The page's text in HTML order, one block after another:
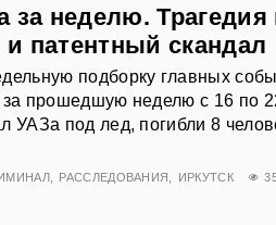
за неделю. Трагедия
патентный скандал
подборку главных
за прошедшую неделю с 16 по
УАЗа под лед, погибли 8
РАССЛЕДОВАНИЯ ИРКУТСК